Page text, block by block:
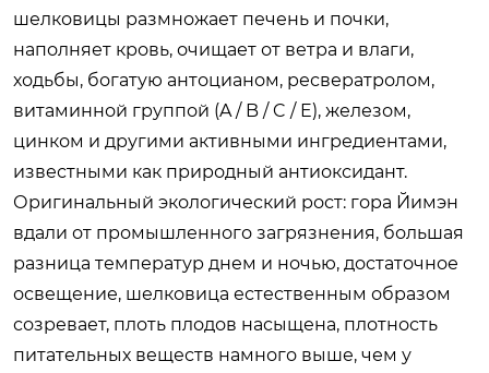
шелковицы размножает печень и почки,
наполняет кровь, очищает от ветра и влаги,
ходьбы, богатую антоцианом, ресвератролом,
витаминной группой (A / B / C / E), железом,
цинком и другими активными ингредиентами,
известными как природный антиоксидант.
Оригинальный экологический рост: гора Йимэн
вдали от промышленного загрязнения, большая
разница температур днем и ночью, достаточное
освещение, шелковица естественным образом
созревает, плоть плодов насыщена, плотность
питательных веществ намного выше, чем у